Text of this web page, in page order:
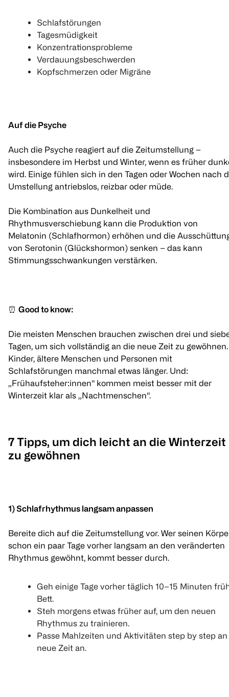
Schlafstörungen
Tagesmüdigkeit
Konzentrationsprobleme
Verdauungsbeschwerden
Kopfschmerzen oder Migräne
Auf die Psyche
Auch die Psyche reagiert auf die Zeitumstellung –
insbesondere im Herbst und Winter, wenn es früher
wird. Einige fühlen sich in den Tagen oder Wochen nach
Umstellung antriebslos, reizbar oder müde.
Die Kombination aus Dunkelheit und
Rhythmusverschiebung kann die Produktion von
Melatonin (Schlafhormon) erhöhen und die
von Serotonin (Glückshormon) senken – das kann
Stimmungsschwankungen verstärken.
⏰ Good to know:
Die meisten Menschen brauchen zwischen drei und
Tagen, um sich vollständig an die neue Zeit zu gewöhnen.
Kinder, ältere Menschen und Personen mit
Schlafstörungen manchmal etwas länger. Und:
„Frühaufsteher:innen“ kommen meist besser mit der
Winterzeit klar als „Nachtmenschen“.
7 Tipps, um dich leicht an die Winterzeit
zu gewöhnen
1) Schlafrhythmus langsam anpassen
Bereite dich auf die Zeitumstellung vor. Wer seinen
schon ein paar Tage vorher langsam an den veränderten
Rhythmus gewöhnt, kommt besser durch.
Geh einige Tage vorher täglich 10–15 Minuten
Bett.
Steh morgens etwas früher auf, um den neuen
Rhythmus zu trainieren.
Passe Mahlzeiten und Aktivitäten step by step an
neue Zeit an.